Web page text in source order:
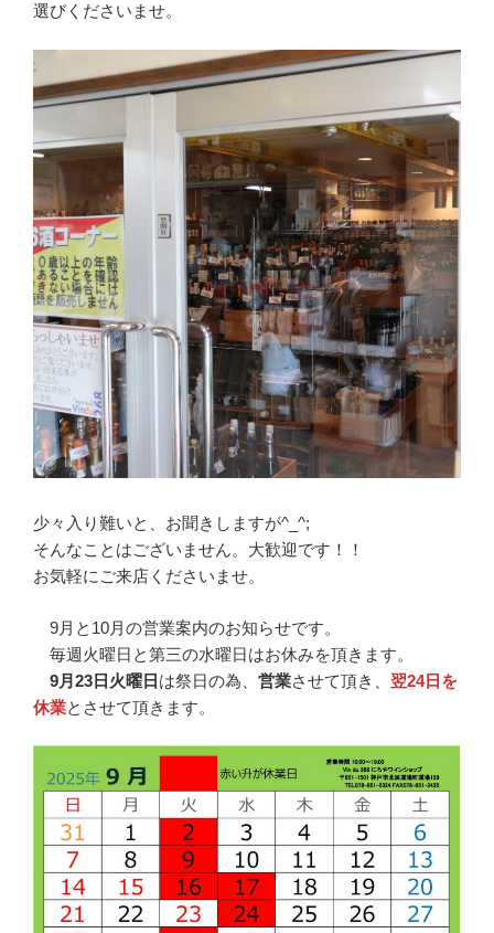
選びくださいませ。
少々入り難いと、お聞きしますが^_^;
そんなことはございません。大歓迎です！！
お気軽にご来店くださいませ。
9月と10月の営業案内のお知らせです。
毎週火曜日と第三の水曜日はお休みを頂きます。
9月23日火曜日 は祭日の為、 営業させて頂き、 翌24日を
休業とさせて頂きます。